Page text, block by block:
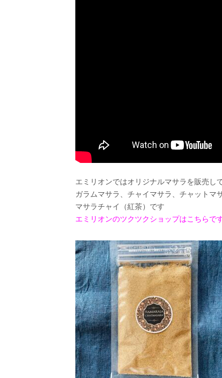
エミリオンではオリジナルマサラを販売し
ガラムマサラ、チャイマサラ、チャットマ
マサラチャイ（紅茶）です
エミリオンのツクツクショップはこちらです